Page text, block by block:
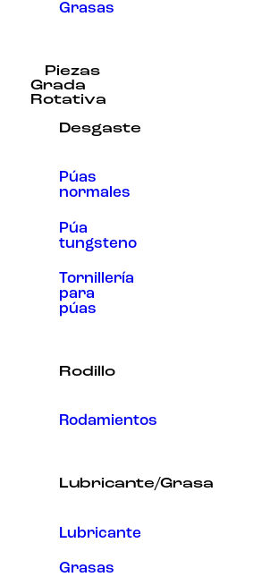
Grasas
Piezas
Grada
Rotativa
Desgaste
Púas
normales
Púa
tungsteno
Tornillería
para
púas
Rodillo
Rodamientos
Lubricante/Grasa
Lubricante
Grasas